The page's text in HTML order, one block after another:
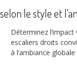
le style et
Déterminez
escaliers droits
à l’ambiance